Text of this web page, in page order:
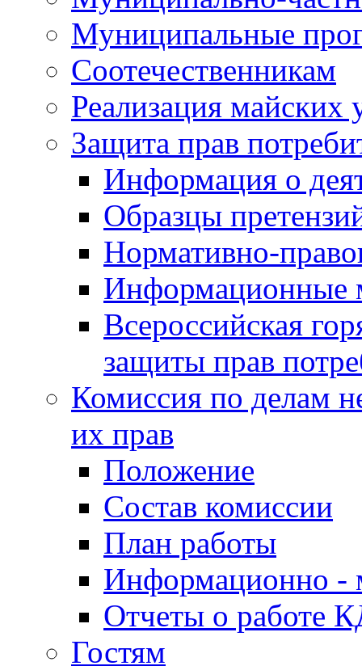
Муниципальные
Соотечественникам
Реализация майских
Защита прав
Информация о
Образцы
Нормативно-
Информационные
Всероссийская
защиты прав
Комиссия по делам
их прав
Положение
Состав комиссии
План работы
Информационно -
Отчеты о работе
Гостям